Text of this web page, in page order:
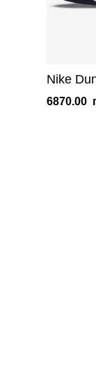
Nike
6870.00